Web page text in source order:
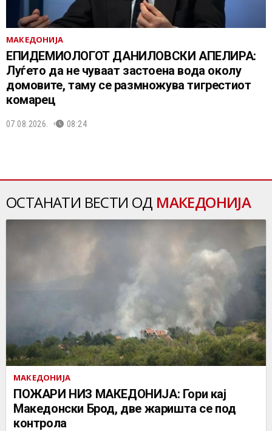
МАКЕДОНИЈА
EПИДЕМИОЛОГОТ ДАНИЛОВСКИ АПЕЛИРА:
Луѓето да не чуваат застоена вода околу
домовите, таму се размножува тигрестиот
комарец
07.08.2026. 08:24
ОСТАНАТИ ВЕСТИ ОД МАКЕДОНИЈА
МАКЕДОНИЈА
ПОЖАРИ НИЗ МАКЕДОНИЈА: Гори кај
Македонски Брод, две жаришта се под
контрола